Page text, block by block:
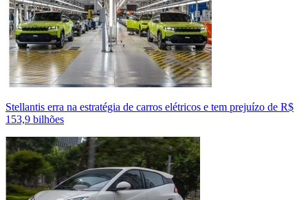
Stellantis erra na estratégia de carros elétricos e tem prejuízo de R$
153,9 bilhões